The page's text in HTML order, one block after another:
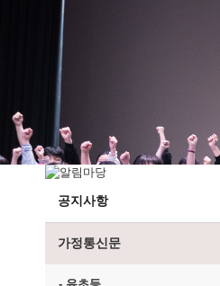
공지사항
가정통신문